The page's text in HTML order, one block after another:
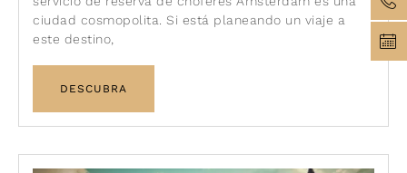
ciudad cosmopolita. Si está planeando un viaje a
este destino,
DESCUBRA